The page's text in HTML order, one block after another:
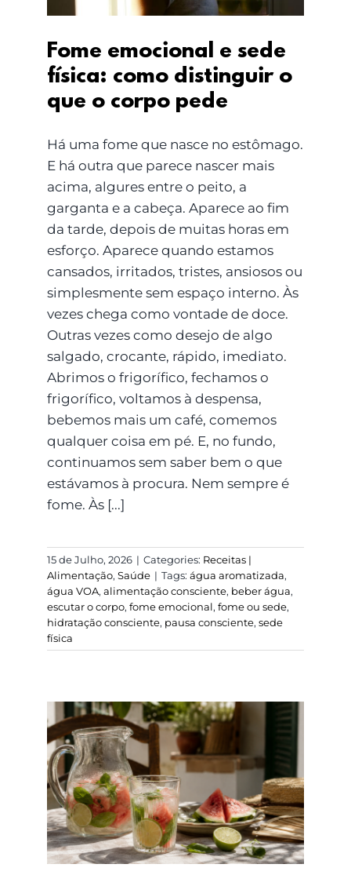
Fome emocional e sede
física: como distinguir o
que o corpo pede
Há uma fome que nasce no estômago.
E há outra que parece nascer mais
acima, algures entre o peito, a
garganta e a cabeça. Aparece ao fim
da tarde, depois de muitas horas em
esforço. Aparece quando estamos
cansados, irritados, tristes, ansiosos ou
simplesmente sem espaço interno. Às
vezes chega como vontade de doce.
Outras vezes como desejo de algo
salgado, crocante, rápido, imediato.
Abrimos o frigorífico, fechamos o
frigorífico, voltamos à despensa,
bebemos mais um café, comemos
qualquer coisa em pé. E, no fundo,
continuamos sem saber bem o que
estávamos à procura. Nem sempre é
fome. Às [...]
15 de Julho, 2026 | Categories: Receitas |
Alimentação, Saúde | Tags: água aromatizada,
água VOA, alimentação consciente, beber água,
escutar o corpo, fome emocional, fome ou sede,
hidratação consciente, pausa consciente, sede
física
Calor, cansaço e
irritação: quando o
verão desregula mais
do que parece